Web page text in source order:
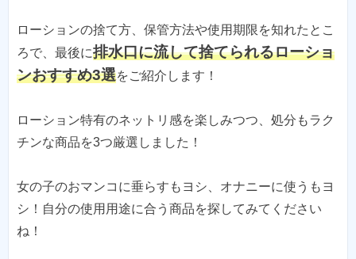
ローションの捨て方、保管方法や使用期限を知れたとこ
ろで、最後に排水口に流して捨てられるローショ
ンおすすめ3選をご紹介します！
ローション特有のネットリ感を楽しみつつ、処分もラク
チンな商品を3つ厳選しました！
女の子のおマンコに垂らすもヨシ、オナニーに使うもヨ
シ！自分の使用用途に合う商品を探してみてください
ね！